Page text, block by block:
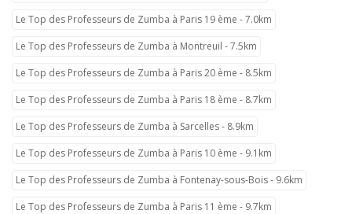
Le Top des Professeurs de Zumba à Paris 19 ème - 7.0km
Le Top des Professeurs de Zumba à Montreuil - 7.5km
Le Top des Professeurs de Zumba à Paris 20 ème - 8.5km
Le Top des Professeurs de Zumba à Paris 18 ème - 8.7km
Le Top des Professeurs de Zumba à Sarcelles - 8.9km
Le Top des Professeurs de Zumba à Paris 10 ème - 9.1km
Le Top des Professeurs de Zumba à Fontenay-sous-Bois - 9.6km
Le Top des Professeurs de Zumba à Paris 11 ème - 9.7km